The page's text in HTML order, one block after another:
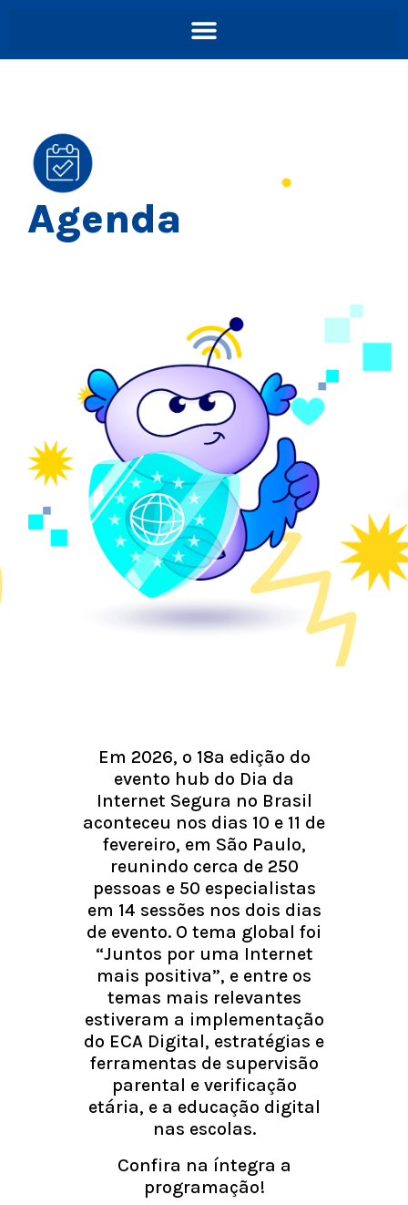
Agenda
Em 2026, o 18a edição do
evento hub do Dia da
Internet Segura no Brasil
aconteceu nos dias 10 e 11 de
fevereiro, em São Paulo,
reunindo cerca de 250
pessoas e 50 especialistas
em 14 sessões nos dois dias
de evento. O tema global foi
“Juntos por uma Internet
mais positiva”, e entre os
temas mais relevantes
estiveram a implementação
do ECA Digital, estratégias e
ferramentas de supervisão
parental e verificação
etária, e a educação digital
nas escolas.
Confira na íntegra a
programação!